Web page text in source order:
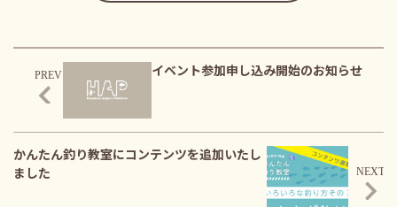
イベント参加申し込み開始のお知らせ
かんたん釣り教室にコンテンツを追加いたし
ました